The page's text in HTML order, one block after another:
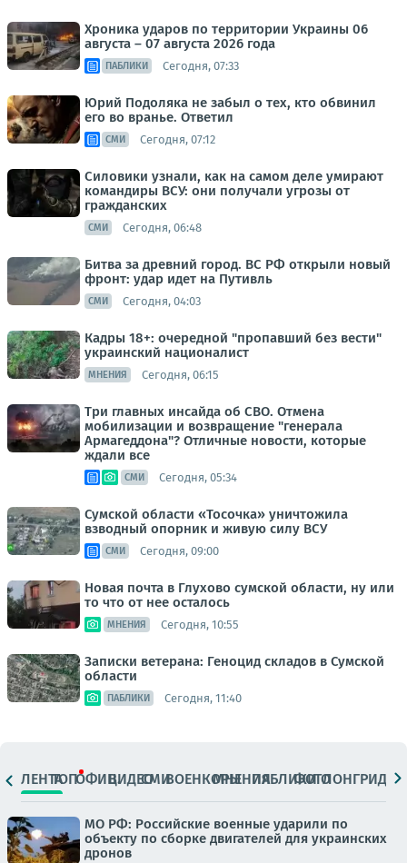
Хроника ударов по территории Украины 06
августа – 07 августа 2026 года
ПАБЛИКИ Сегодня, 07:33
Юрий Подоляка не забыл о тех, кто обвинил
его во вранье. Ответил
СМИ Сегодня, 07:12
Силовики узнали, как на самом деле умирают
командиры ВСУ: они получали угрозы от
гражданских
СМИ Сегодня, 06:48
Битва за древний город. ВС РФ открыли новый
фронт: удар идет на Путивль
СМИ Сегодня, 04:03
Кадры 18+: очередной "пропавший без вести"
украинский националист
МНЕНИЯ Сегодня, 06:15
Три главных инсайда об СВО. Отмена
мобилизации и возвращение "генерала
Армагеддона"? Отличные новости, которые
ждали все
СМИ Сегодня, 05:34
Сумской области «Тосочка» уничтожила
взводный опорник и живую силу ВСУ
СМИ Сегодня, 09:00
Новая почта в Глухово сумской области, ну или
то что от нее осталось
МНЕНИЯ Сегодня, 10:55
Записки ветерана: Геноцид складов в Сумской
области
ПАБЛИКИ Сегодня, 11:40
ЛЕНТАТОПОФИЦ.ВИДЕОСМИВОЕНКОРЫМНЕНИЯПАБЛИКИ
ФОТОЛОНГРИДЫ
МО РФ: Российские военные ударили по
объекту по сборке двигателей для украинских
дронов